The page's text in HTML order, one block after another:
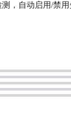
，自动启用/禁